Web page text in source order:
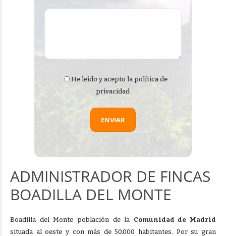
He leído y acepto lapolítica de
privacidad
ADMINISTRADOR DE FINCAS
BOADILLA DEL MONTE
Boadilla del Monte población de la Comunidad de Madrid
situada al oeste y con más de 50.000 habitantes. Por su gran